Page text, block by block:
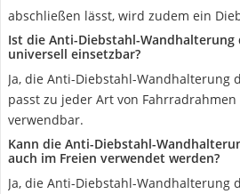
abschließen lässt, wird zudem ein
Ist die Anti-Diebstahl-Wandhalterung
universell einsetzbar?
Ja, die Anti-Diebstahl-Wandhalterung
passt zu jeder Art von
verwendbar.
Kann die Anti-Diebstahl-
auch im Freien verwendet werden?
Ja, die Anti-Diebstahl-Wandhalterung